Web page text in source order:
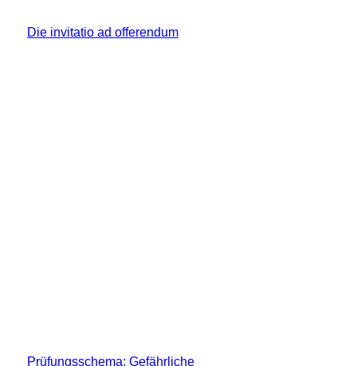
Die invitatio ad offerendum
Prüfungsschema: Gefährliche